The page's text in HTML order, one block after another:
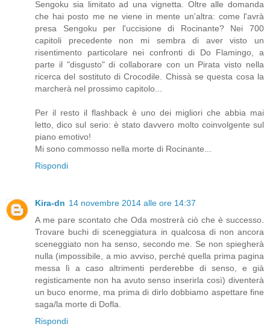
Sengoku sia limitato ad una vignetta. Oltre alle domanda
che hai posto me ne viene in mente un'altra: come l'avrà
presa Sengoku per l'uccisione di Rocinante? Nei 700
capitoli precedente non mi sembra di aver visto un
risentimento particolare nei confronti di Do Flamingo, a
parte il "disgusto" di collaborare con un Pirata visto nella
ricerca del sostituto di Crocodile. Chissà se questa cosa la
marcherà nel prossimo capitolo...
Per il resto il flashback è uno dei migliori che abbia mai
letto, dico sul serio: è stato davvero molto coinvolgente sul
piano emotivo!
Mi sono commosso nella morte di Rocinante...
Rispondi
Kira-dn 14 novembre 2014 alle ore 14:37
A me pare scontato che Oda mostrerà ciò che è successo.
Trovare buchi di sceneggiatura in qualcosa di non ancora
sceneggiato non ha senso, secondo me. Se non spiegherà
nulla (impossibile, a mio avviso, perché quella prima pagina
messa lì a caso altrimenti perderebbe di senso, e già
registicamente non ha avuto senso inserirla così) diventerà
un buco enorme, ma prima di dirlo dobbiamo aspettare fine
saga/la morte di Dofla.
Rispondi